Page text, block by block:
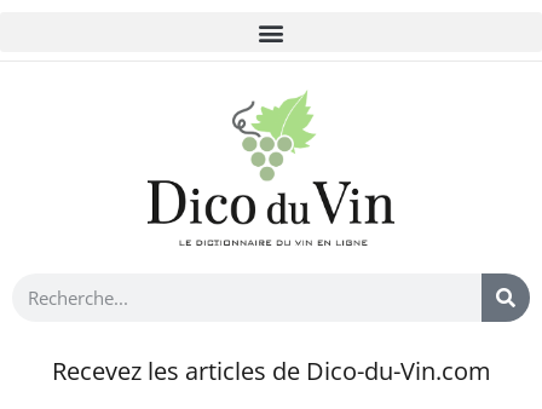
Recevez les articles de Dico-du-Vin.com